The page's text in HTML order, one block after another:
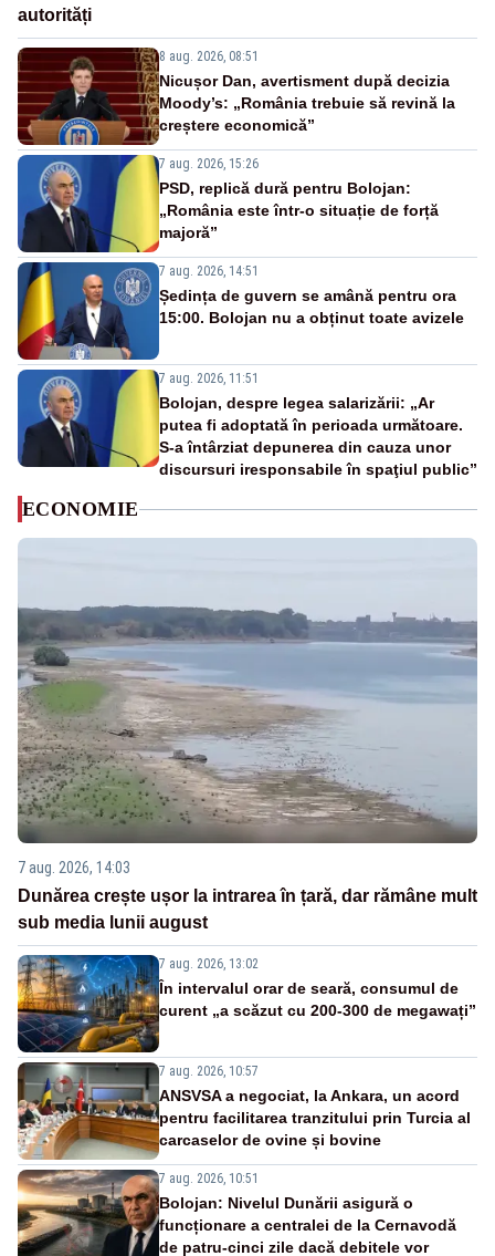
autorități
8 aug. 2026, 08:51
Nicușor Dan, avertisment după decizia
Moody’s: „România trebuie să revină la
creștere economică”
7 aug. 2026, 15:26
PSD, replică dură pentru Bolojan:
„România este într-o situație de forță
majoră”
7 aug. 2026, 14:51
Ședința de guvern se amână pentru ora
15:00. Bolojan nu a obținut toate avizele
7 aug. 2026, 11:51
Bolojan, despre legea salarizării: „Ar
putea fi adoptată în perioada următoare.
S-a întârziat depunerea din cauza unor
discursuri iresponsabile în spaţiul public”
ECONOMIE
7 aug. 2026, 14:03
Dunărea crește ușor la intrarea în țară, dar rămâne mult
sub media lunii august
7 aug. 2026, 13:02
În intervalul orar de seară, consumul de
curent „a scăzut cu 200-300 de megawați”
7 aug. 2026, 10:57
ANSVSA a negociat, la Ankara, un acord
pentru facilitarea tranzitului prin Turcia al
carcaselor de ovine și bovine
7 aug. 2026, 10:51
Bolojan: Nivelul Dunării asigură o
funcționare a centralei de la Cernavodă
de patru-cinci zile dacă debitele vor